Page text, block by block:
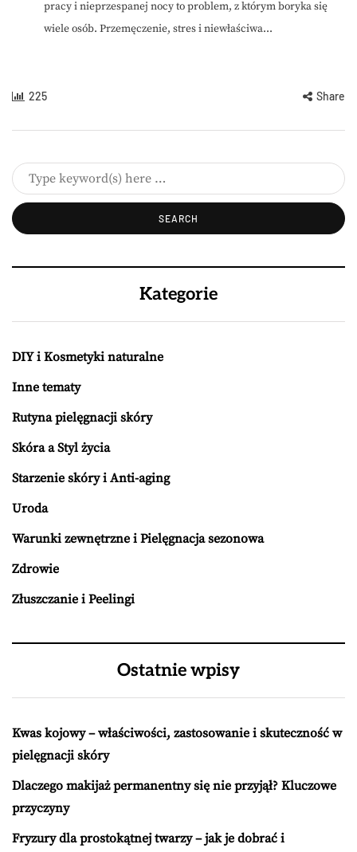
pracy i nieprzespanej nocy to problem, z którym boryka się
wiele osób. Przemęczenie, stres i niewłaściwa...
225 Share
Kategorie
DIY i Kosmetyki naturalne
Inne tematy
Rutyna pielęgnacji skóry
Skóra a Styl życia
Starzenie skóry i Anti-aging
Uroda
Warunki zewnętrzne i Pielęgnacja sezonowa
Zdrowie
Złuszczanie i Peelingi
Ostatnie wpisy
Kwas kojowy – właściwości, zastosowanie i skuteczność w
pielęgnacji skóry
Dlaczego makijaż permanentny się nie przyjął? Kluczowe
przyczyny
Fryzury dla prostokątnej twarzy – jak je dobrać i